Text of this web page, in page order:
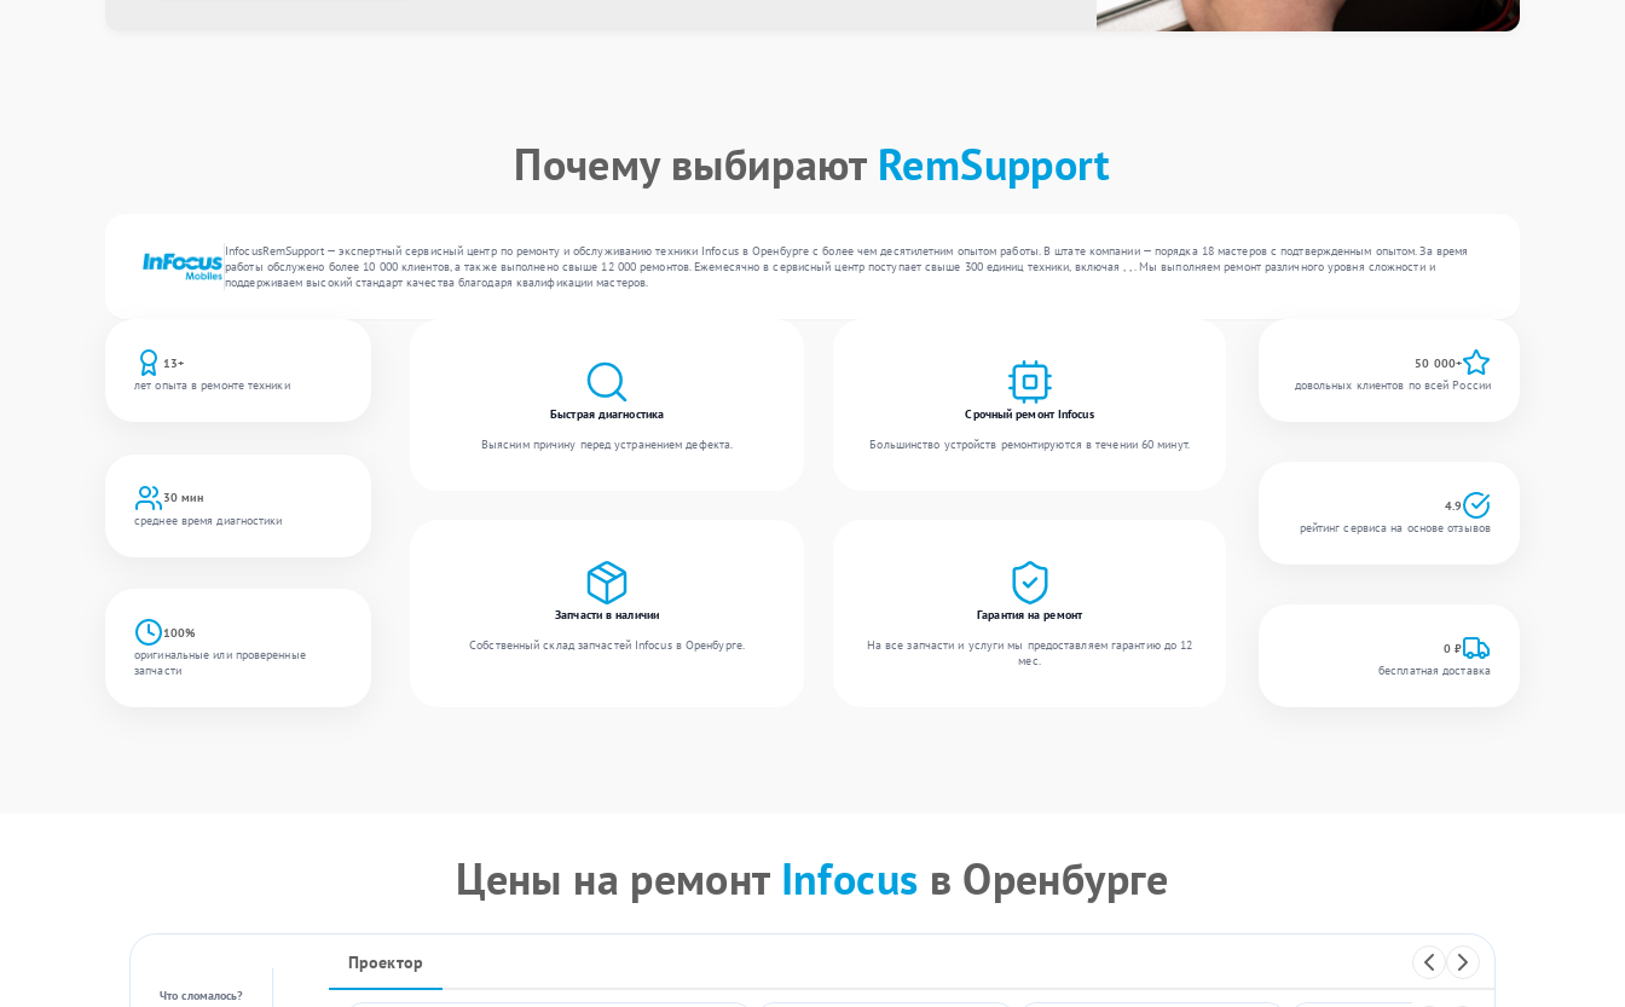
Почему выбирают RemSupport
InfocusRemSupport — экспертный сервисный центр по ремонту и обслуживанию техники Infocus в Оренбурге с более чем десятилетним опытом работы. В штате компании — порядка 18 мастеров с подтвержденным опытом. За время
работы обслужено более 10 000 клиентов, а также выполнено свыше 12 000 ремонтов. Ежемесячно в сервисный центр поступает свыше 300 единиц техники, включая , , . Мы выполняем ремонт различного уровня сложности и
поддерживаем высокий стандарт качества благодаря квалификации мастеров.
13+
лет опыта в ремонте техники
30 мин
среднее время диагностики
100%
оригинальные или проверенные
запчасти
Быстрая диагностика
Выясним причину перед устранением дефекта.
Срочный ремонт Infocus
Большинство устройств ремонтируются в течении 60 минут.
Запчасти в наличии
Собственный склад запчастей Infocus в Оренбурге.
Гарантия на ремонт
На все запчасти и услуги мы предоставляем гарантию до 12
мес.
50 000+
довольных клиентов по всей России
4.9
рейтинг сервиса на основе отзывов
0 ₽
бесплатная доставка
Цены на ремонт Infocus в Оренбурге
Что сломалось?
Проектор